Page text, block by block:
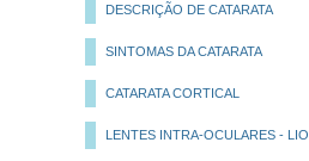
DESCRIÇÃO DE CATARATA
SINTOMAS DA CATARATA
CATARATA CORTICAL
LENTES INTRA-OCULARES - LIO